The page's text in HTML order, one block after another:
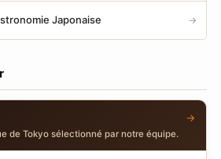
Japonaise →
de Tokyo sélectionné par notre équipe.
→